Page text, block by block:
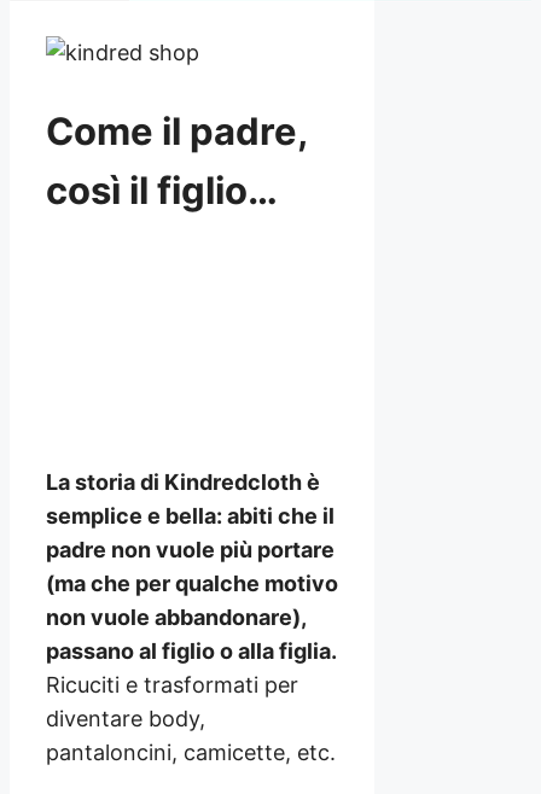
Come il padre,
così il figlio…
La storia di Kindredcloth è
semplice e bella: abiti che il
padre non vuole più portare
(ma che per qualche motivo
non vuole abbandonare),
passano al figlio o alla figlia.
Ricuciti e trasformati per
diventare body,
pantaloncini, camicette, etc.